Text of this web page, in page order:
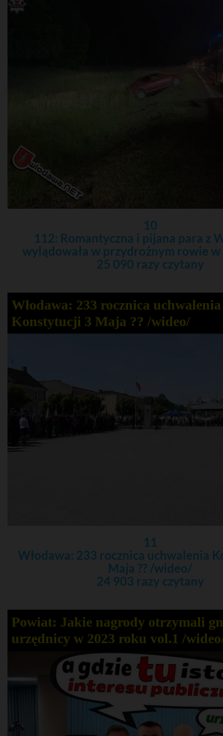
10
112: Romantyczna i pijana para z
wylądowała w przydrożnym rowie w
25 090 razy czytany
Włodawa: 233 rocznica uchwalenia
Konstytucji 3 Maja ?? /wideo/
11
Włodawa: 233 rocznica uchwalenia
Maja ?? /wideo/
24 903 razy czytany
Powiat: Jakie nagrody otrzymali
urzędnicy w 2023 roku vol.1 /